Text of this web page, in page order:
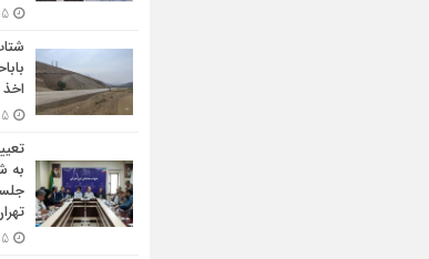
اخذ
به